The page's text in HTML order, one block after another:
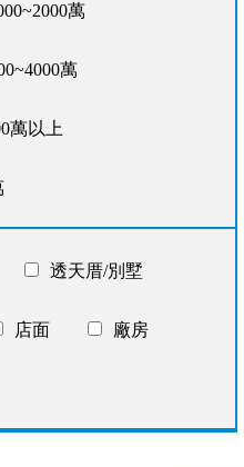
萬
萬
萬以上
透天厝/別墅
店面 廠房